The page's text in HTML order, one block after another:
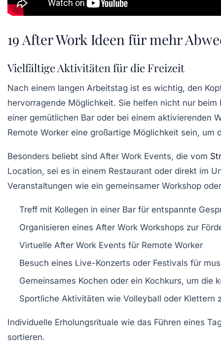
19 After Work Ideen für mehr
Vielfältige Aktivitäten für die Freizeit
Nach einem langen Arbeitstag ist es wichtig, den
hervorragende Möglichkeit. Sie helfen nicht nur
einer gemütlichen Bar oder bei einem aktivierenden
Remote Worker eine großartige Möglichkeit sein,
Besonders beliebt sind After Work Events, die vom
Location, sei es in einem Restaurant oder direkt im
Veranstaltungen wie ein gemeinsamer Workshop
Treff mit Kollegen in einer Bar für entspannte
Organisieren eines After Work Workshops zur
Virtuelle After Work Events für Remote Worker
Besuch eines Live-Konzerts oder Festivals für
Gemeinsames Kochen oder ein Kochkurs, um die
Sportliche Aktivitäten wie Volleyball oder Klettern
Individuelle Erholungsrituale wie das Führen eines
sortieren.